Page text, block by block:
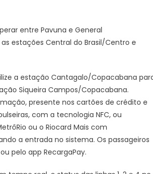
entre Pavuna e General
estações Central do Brasil/Centro e
a estação Cantagalo/Copacabana
Siqueira Campos/Copacabana.
presente nos cartões de crédito e
com a tecnologia NFC, ou
ou o Riocard Mais com
a entrada no sistema. Os passageiros
pelo app RecargaPay.